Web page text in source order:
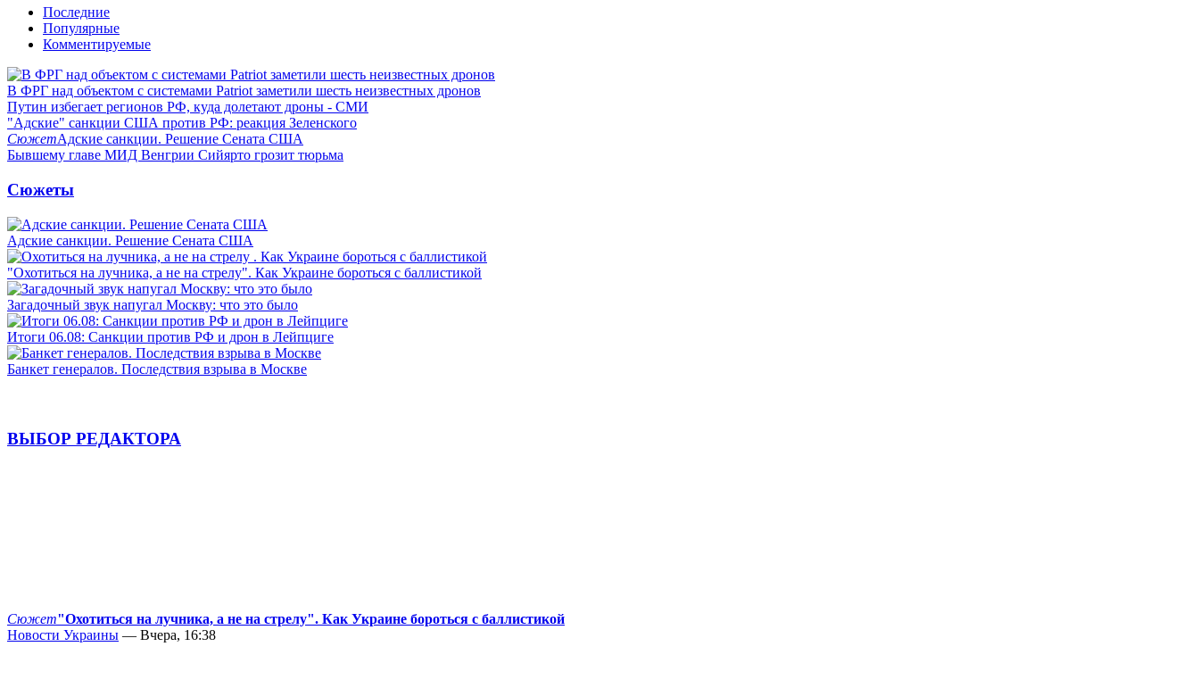
Последние
Популярные
Комментируемые
В ФРГ над объектом с системами Patriot заметили шесть неизвестных дронов
Путин избегает регионов РФ, куда долетают дроны - СМИ
"Адские" санкции США против РФ: реакция Зеленского
СюжетАдские санкции. Решение Сената США
Бывшему главе МИД Венгрии Сийярто грозит тюрьма
Сюжеты
Адские санкции. Решение Сената США
"Охотиться на лучника, а не на стрелу". Как Украине бороться с баллистикой
Загадочный звук напугал Москву: что это было
Итоги 06.08: Санкции против РФ и дрон в Лейпциге
Банкет генералов. Последствия взрыва в Москве
ВЫБОР РЕДАКТОРА
Сюжет"Охотиться на лучника, а не на стрелу". Как Украине бороться с баллистикой
Новости Украины — Вчера, 16:38